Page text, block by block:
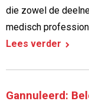
die zowel de
medisch
Lees verder
Gannuleerd: